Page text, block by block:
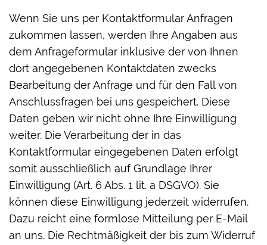
Wenn Sie uns per Kontaktformular Anfragen
zukommen lassen, werden Ihre Angaben aus
dem Anfrageformular inklusive der von Ihnen
dort angegebenen Kontaktdaten zwecks
Bearbeitung der Anfrage und für den Fall von
Anschlussfragen bei uns gespeichert. Diese
Daten geben wir nicht ohne Ihre Einwilligung
weiter. Die Verarbeitung der in das
Kontaktformular eingegebenen Daten erfolgt
somit ausschließlich auf Grundlage Ihrer
Einwilligung (Art. 6 Abs. 1 lit. a DSGVO). Sie
können diese Einwilligung jederzeit widerrufen.
Dazu reicht eine formlose Mitteilung per E-Mail
an uns. Die Rechtmäßigkeit der bis zum Widerruf